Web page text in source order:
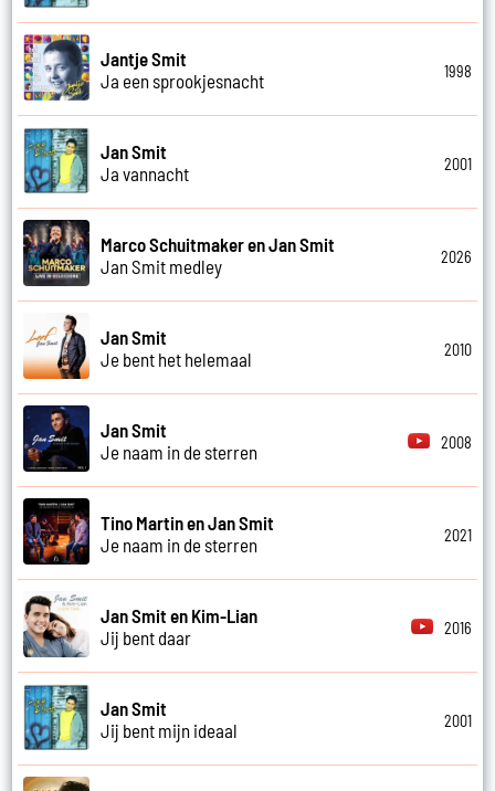
Jantje Smit
Ja een sprookjesnacht
1998
Jan Smit
Ja vannacht
2001
Marco Schuitmaker en Jan Smit
Jan Smit medley
2026
Jan Smit
Je bent het helemaal
2010
Jan Smit
Je naam in de sterren
2008
Tino Martin en Jan Smit
Je naam in de sterren
2021
Jan Smit en Kim-Lian
Jij bent daar
2016
Jan Smit
Jij bent mijn ideaal
2001